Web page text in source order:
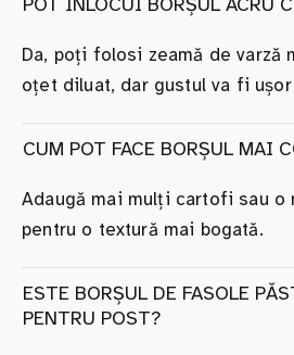
Da, poți folosi zeamă de varză
oțet diluat, dar gustul va fi
CUM POT FACE BORȘUL MAI
Adaugă mai mulți cartofi sau o
pentru o textură mai bogată.
ESTE BORȘUL DE FASOLE
PENTRU POST?